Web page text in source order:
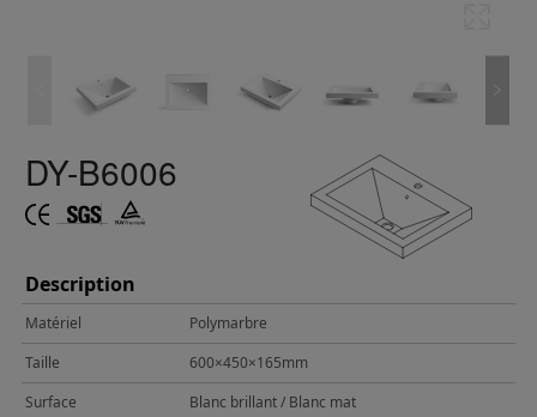
DY-B6006
Description
Matériel
Polymarbre
Taille
600×450×165mm
Surface
Blanc brillant / Blanc mat